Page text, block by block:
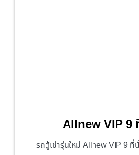
Allnew VIP 9
รถตู้เช่ารุ่นใหม่ Allnew VIP 9 ที่